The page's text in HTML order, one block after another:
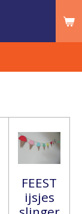
FEEST
ijsjes